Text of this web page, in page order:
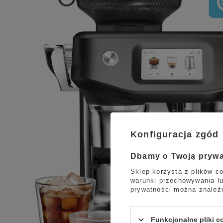
Konfiguracja zgód
Dbamy o Twoją
Sklep korzysta z plików
warunki przechowywania
prywatności można
Funkcjonalne pliki